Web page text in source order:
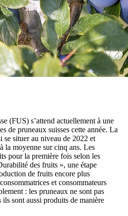
(FUS) s’attend actuellement à une
de pruneaux suisses cette année. La
se situer au niveau de 2022 et
la moyenne sur cinq ans. Les
pour la première fois selon les
des fruits », une étape
de fruits encore plus
et consommateurs
: les pruneaux ne sont pas
ils sont aussi produits de manière